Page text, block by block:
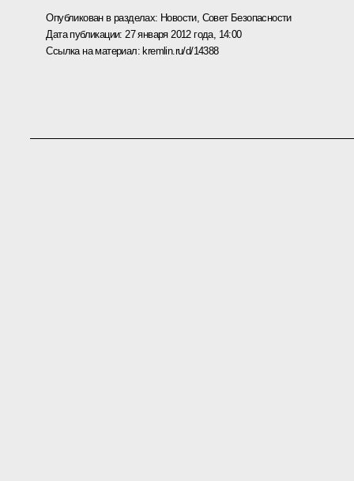
Опубликован в разделах: Новости, Совет Безопасности
Дата публикации: 27 января 2012 года, 14:00
Ссылка на материал: kremlin.ru/d/14388